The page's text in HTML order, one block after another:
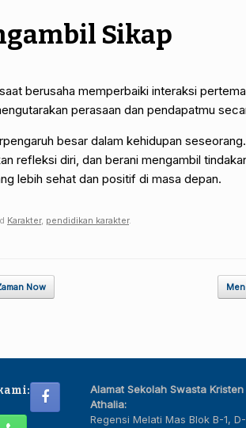
Sikap
berusaha memperbaiki interaksi
perasaan dan pendapatmu
besar dalam kehidupan
refleksi diri, dan berani mengambil
lebih sehat dan positif di masa depan.
Karakter, pendidikan karakter.
Now
Alamat Sekolah Swasta Kristen
Athalia:
Regensi Melati Mas Blok B-1,